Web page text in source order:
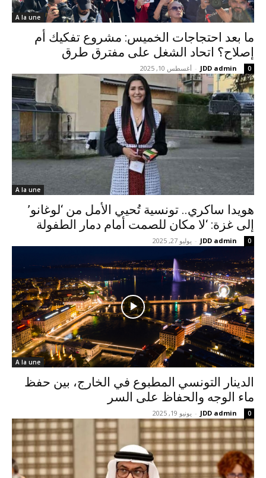
A la une
ما بعد احتجاجات الخميس: مشروع تفكيك أم
إصلاح؟ اتحاد الشغل على مفترق طرق
JDD admin
- أغسطس 10, 2025 0
A la une
هويدا ساكري.. تونسية تُحيي الأمل من ‘لوغانو’
إلى غزة: ‘لا مكان للصمت أمام دمار الطفولة
JDD admin
- يوليو 27, 2025 0
A la une
الدينار التونسي المطبوع في الخارج، بين حفظ
ماء الوجه والحفاظ على السر
JDD admin
- يونيو 19, 2025 0